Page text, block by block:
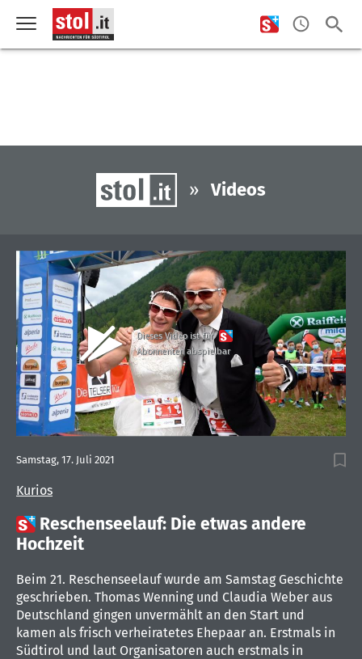
» Videos
Dieses Video ist für
Abonnenten abspielbar
Kurios
Samstag, 17. Juli 2021
 Reschenseelauf: Die etwas andere
Hochzeit
Beim 21. Reschenseelauf wurde am Samstag Geschichte
geschrieben. Thomas Wenning und Claudia Weber aus
Deutschland gingen unvermählt an den Start und
kamen als frisch verheiratetes Ehepaar an. Erstmals in
Südtirol und laut Organisatoren auch erstmals in